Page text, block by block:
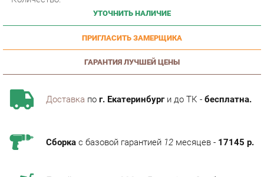
ПРИГЛАСИТЬ ЗАМЕРЩИКА
ГАРАНТИЯ ЛУЧШЕЙ ЦЕНЫ
Доставкапог. Екатеринбурги до ТК -бесплатна.